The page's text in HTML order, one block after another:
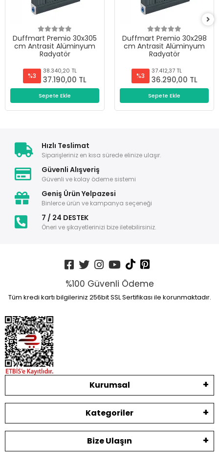
Duffmart Premio 30x305
cm Antrasit Alüminyum
Radyatör
%3
38.340,20 TL
37.190,00 TL
Sepete Ekle
Duffmart Premio 30x298
cm Antrasit Alüminyum
Radyatör
%3
37.412,37 TL
36.290,00 TL
Sepete Ekle
Hızlı Teslimat
Siparişleriniz en kısa sürede elinize ulaşır.
Güvenli Alışveriş
Güvenli ve kolay ödeme sistemi
Geniş Ürün Yelpazesi
Binlerce ürün ve kampanya seçeneği
7 / 24 DESTEK
Öneri ve şikayetlerinizi bize iletebilirsiniz.
%100 Güvenli Ödeme
Tüm kredi kartı bilgileriniz 256bit SSL Sertifikası ile korunmaktadır.
Kurumsal
Kategoriler
Bize Ulaşın